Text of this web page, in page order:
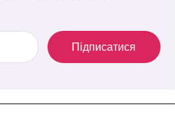
Підписатися